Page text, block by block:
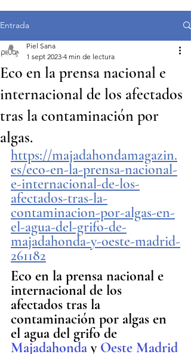
Entrada
Eco en la prensa nacional e
internacional de los afectados
tras la contaminación por
algas.
Piel Sana
1 sept 2023 4 min de lectura
https://majadahondamagazin.
es/eco-en-la-prensa-nacional-
e-internacional-de-los-
afectados-tras-la-
contaminacion-por-algas-en-
el-agua-del-grifo-de-
majadahonda-y-oeste-madrid-
261182
Eco en la prensa nacional e
internacional de los
afectados tras la
contaminación por algas en
el agua del grifo de
Majadahonda y Oeste Madrid